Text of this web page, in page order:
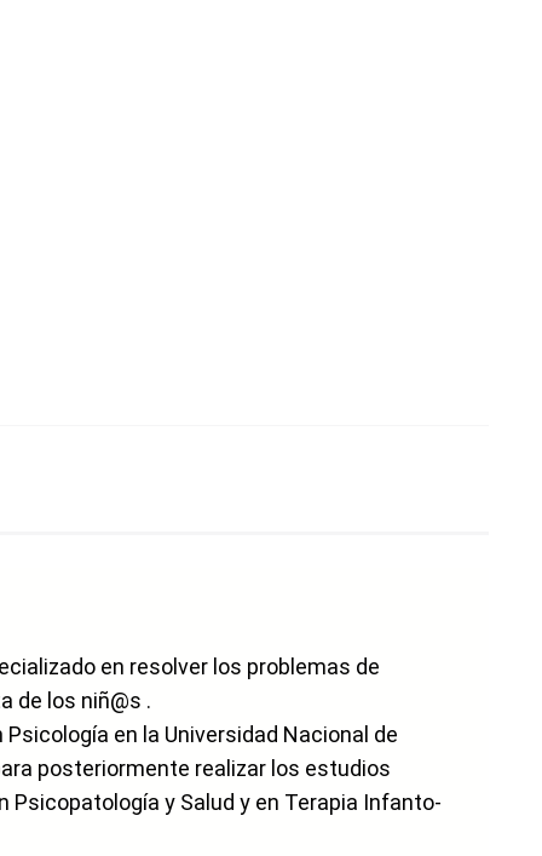
en resolver los problemas de
de los niñ@s .
en la Universidad Nacional de
posteriormente realizar los estudios
Psicopatología y Salud y en Terapia Infanto-